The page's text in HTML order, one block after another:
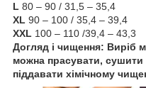
L 80 – 90 / 31,5 – 35,4
XL 90 – 100 / 35,4 – 39,4
XXL 100 – 110 /39,4 – 43,3
Догляд і чищення: Виріб
можна прасувати, сушити
піддавати хімічному